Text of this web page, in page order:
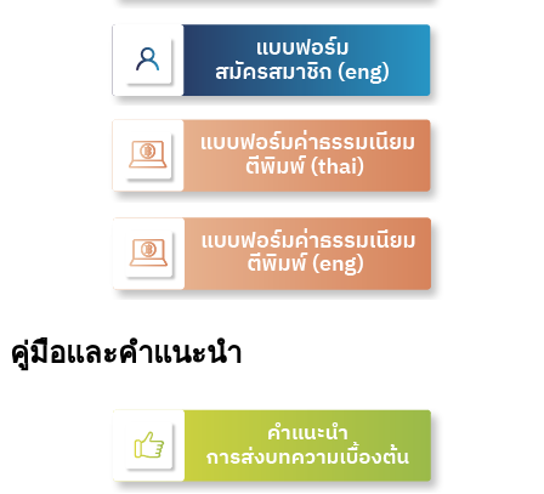
คู่มือและคำแนะนำ